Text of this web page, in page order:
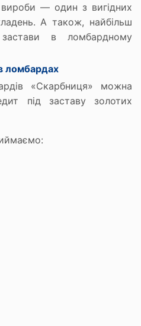
— один з вигідних
А також, найбільш
в ломбардному
ломбардах
«Скарбниця» можна
під заставу золотих